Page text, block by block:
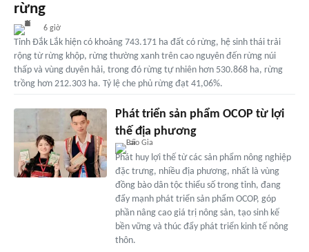
rừng
6 giờ
Tỉnh Đắk Lắk hiện có khoảng 743.171 ha đất có rừng, hệ sinh thái trải
rộng từ rừng khộp, rừng thường xanh trên cao nguyên đến rừng núi
thấp và vùng duyên hải, trong đó rừng tự nhiên hơn 530.868 ha, rừng
trồng hơn 212.303 ha. Tỷ lệ che phủ rừng đạt 41,06%.
Phát triển sản phẩm OCOP từ lợi
thế địa phương
Phát huy lợi thế từ các sản phẩm nông nghiệp
đặc trưng, nhiều địa phương, nhất là vùng
đồng bào dân tộc thiểu số trong tỉnh, đang
đẩy mạnh phát triển sản phẩm OCOP, góp
phần nâng cao giá trị nông sản, tạo sinh kế
bền vững và thúc đẩy phát triển kinh tế nông
thôn.